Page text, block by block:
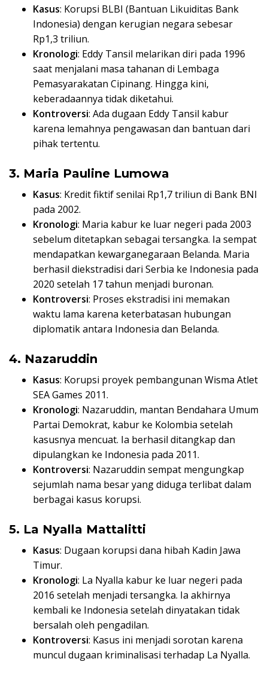
Kasus: Korupsi BLBI (Bantuan Likuiditas Bank
Indonesia) dengan kerugian negara sebesar
Rp1,3 triliun.
Kronologi: Eddy Tansil melarikan diri pada 1996
saat menjalani masa tahanan di Lembaga
Pemasyarakatan Cipinang. Hingga kini,
keberadaannya tidak diketahui.
Kontroversi: Ada dugaan Eddy Tansil kabur
karena lemahnya pengawasan dan bantuan dari
pihak tertentu.
3. Maria Pauline Lumowa
Kasus: Kredit fiktif senilai Rp1,7 triliun di Bank BNI
pada 2002.
Kronologi: Maria kabur ke luar negeri pada 2003
sebelum ditetapkan sebagai tersangka. Ia sempat
mendapatkan kewarganegaraan Belanda. Maria
berhasil diekstradisi dari Serbia ke Indonesia pada
2020 setelah 17 tahun menjadi buronan.
Kontroversi: Proses ekstradisi ini memakan
waktu lama karena keterbatasan hubungan
diplomatik antara Indonesia dan Belanda.
4. Nazaruddin
Kasus: Korupsi proyek pembangunan Wisma Atlet
SEA Games 2011.
Kronologi: Nazaruddin, mantan Bendahara Umum
Partai Demokrat, kabur ke Kolombia setelah
kasusnya mencuat. Ia berhasil ditangkap dan
dipulangkan ke Indonesia pada 2011.
Kontroversi: Nazaruddin sempat mengungkap
sejumlah nama besar yang diduga terlibat dalam
berbagai kasus korupsi.
5. La Nyalla Mattalitti
Kasus: Dugaan korupsi dana hibah Kadin Jawa
Timur.
Kronologi: La Nyalla kabur ke luar negeri pada
2016 setelah menjadi tersangka. Ia akhirnya
kembali ke Indonesia setelah dinyatakan tidak
bersalah oleh pengadilan.
Kontroversi: Kasus ini menjadi sorotan karena
muncul dugaan kriminalisasi terhadap La Nyalla.